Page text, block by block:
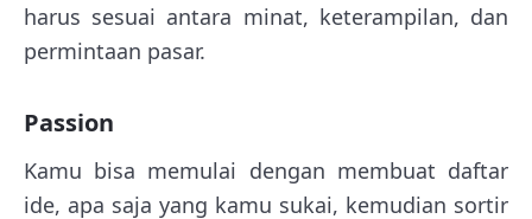
harus sesuai antara minat, keterampilan, dan
permintaan pasar.
Passion
Kamu bisa memulai dengan membuat daftar
ide, apa saja yang kamu sukai, kemudian sortir